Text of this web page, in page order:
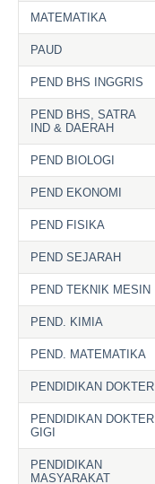
MATEMATIKA
PAUD
PEND BHS INGGRIS
PEND BHS, SATRA
IND & DAERAH
PEND BIOLOGI
PEND EKONOMI
PEND FISIKA
PEND SEJARAH
PEND TEKNIK MESIN
PEND. KIMIA
PEND. MATEMATIKA
PENDIDIKAN DOKTER
PENDIDIKAN DOKTER
GIGI
PENDIDIKAN
MASYARAKAT